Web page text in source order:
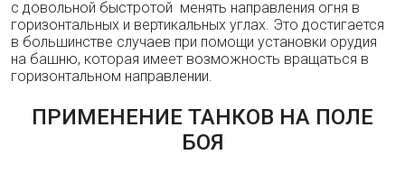
с довольной быстротой менять направления огня в
горизонтальных и вертикальных углах. Это достигается
в большинстве случаев при помощи установки орудия
на башню, которая имеет возможность вращаться в
горизонтальном направлении.
ПРИМЕНЕНИЕ ТАНКОВ НА ПОЛЕ
БОЯ